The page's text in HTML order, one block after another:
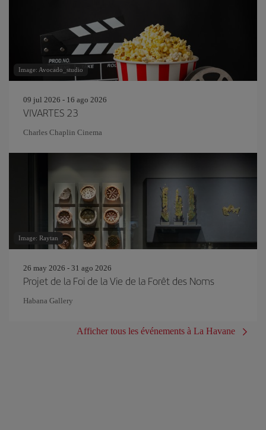
Image: Avocado_studio
09 jul 2026 - 16 ago 2026
VIVARTES 23
Charles Chaplin Cinema
Image: Raytan
26 may 2026 - 31 ago 2026
Projet de la Foi de la Vie de la Forêt des Noms
Habana Gallery
Afficher tous les événements à La Havane